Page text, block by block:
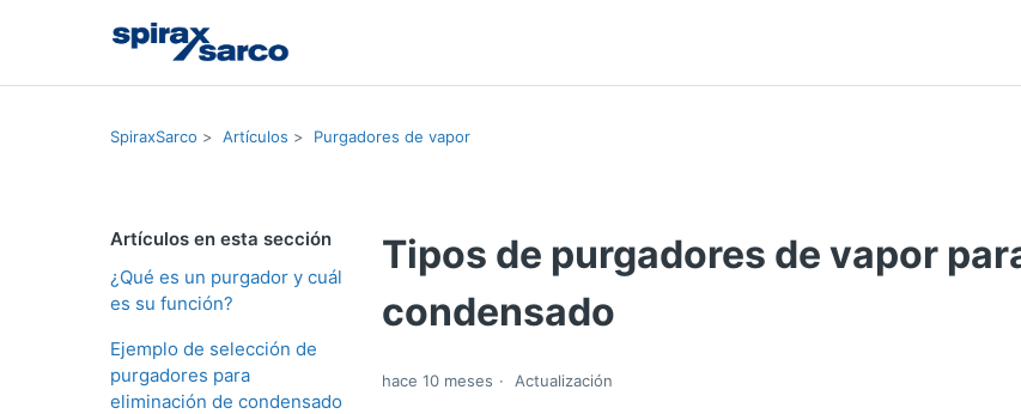
SpiraxSarco Artículos Purgadores de vapor
Artículos en esta sección
¿Qué es un purgador y cuál
es su función?
Ejemplo de selección de
purgadores para
eliminación de condensado
Tipos de purgadores de vapor
condensado
hace 10 meses Actualización